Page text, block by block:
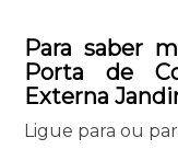
Para saber
Porta de
Externa
Ligue para ou